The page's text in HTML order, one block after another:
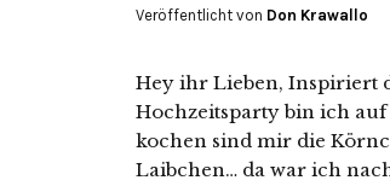
Veröffentlicht von Don Krawallo
Hey ihr Lieben, Inspiriert
Hochzeitsparty bin ich
kochen sind mir die
Laibchen… da war ich